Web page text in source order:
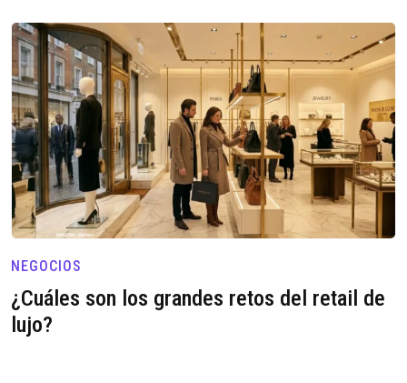
NEGOCIOS
¿Cuáles son los grandes retos del retail de
lujo?